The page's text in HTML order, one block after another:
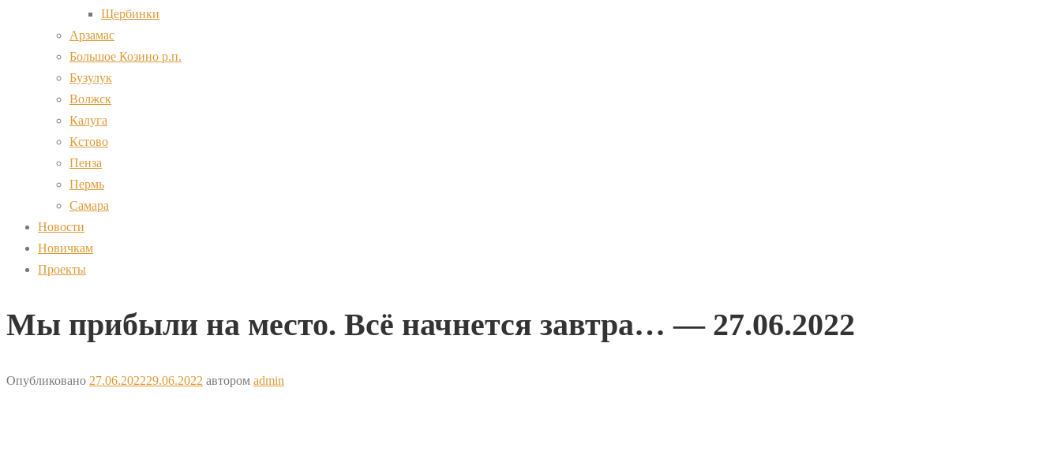
Щербинки
Арзамас
Большое Козино р.п.
Бузулук
Волжск
Калуга
Кстово
Пенза
Пермь
Самара
Новости
Новичкам
Проекты
Мы прибыли на место. Всё начнется завтра… — 27.06.2022
Опубликовано 27.06.202229.06.2022 автором admin